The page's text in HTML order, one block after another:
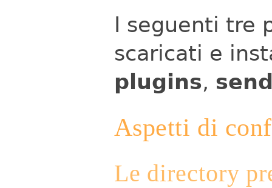
I seguenti tre
scaricati e
plugins,
Aspetti di
Le directory